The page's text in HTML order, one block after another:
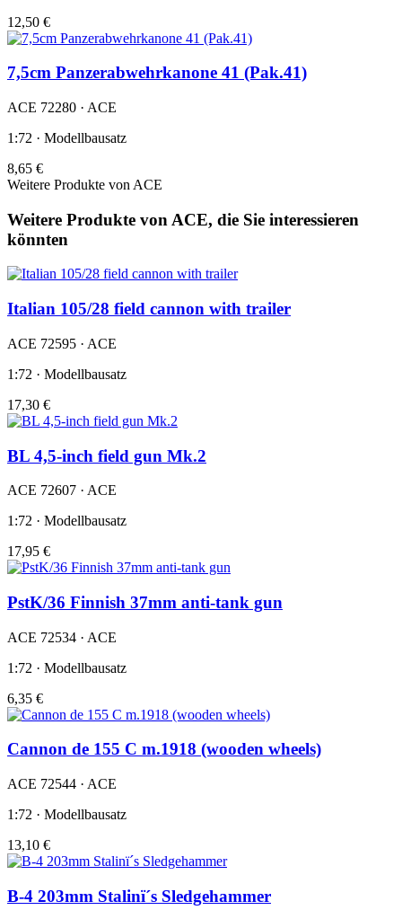
12,50 €
7,5cm Panzerabwehrkanone 41 (Pak.41)
ACE 72280 · ACE
1:72 · Modellbausatz
8,65 €
Weitere Produkte von ACE
Weitere Produkte von ACE, die Sie interessieren
könnten
Italian 105/28 field cannon with trailer
ACE 72595 · ACE
1:72 · Modellbausatz
17,30 €
BL 4,5-inch field gun Mk.2
ACE 72607 · ACE
1:72 · Modellbausatz
17,95 €
PstK/36 Finnish 37mm anti-tank gun
ACE 72534 · ACE
1:72 · Modellbausatz
6,35 €
Cannon de 155 C m.1918 (wooden wheels)
ACE 72544 · ACE
1:72 · Modellbausatz
13,10 €
B-4 203mm Stalinï´s Sledgehammer